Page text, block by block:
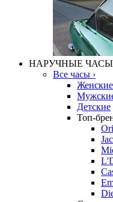
НАРУЧНЫЕ ЧАСЫ
Все часы ›
Женские
Детские
Топ-